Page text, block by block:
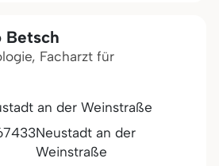
Betsch
Facharzt für
an der Weinstraße
Neustadt an der
Weinstraße